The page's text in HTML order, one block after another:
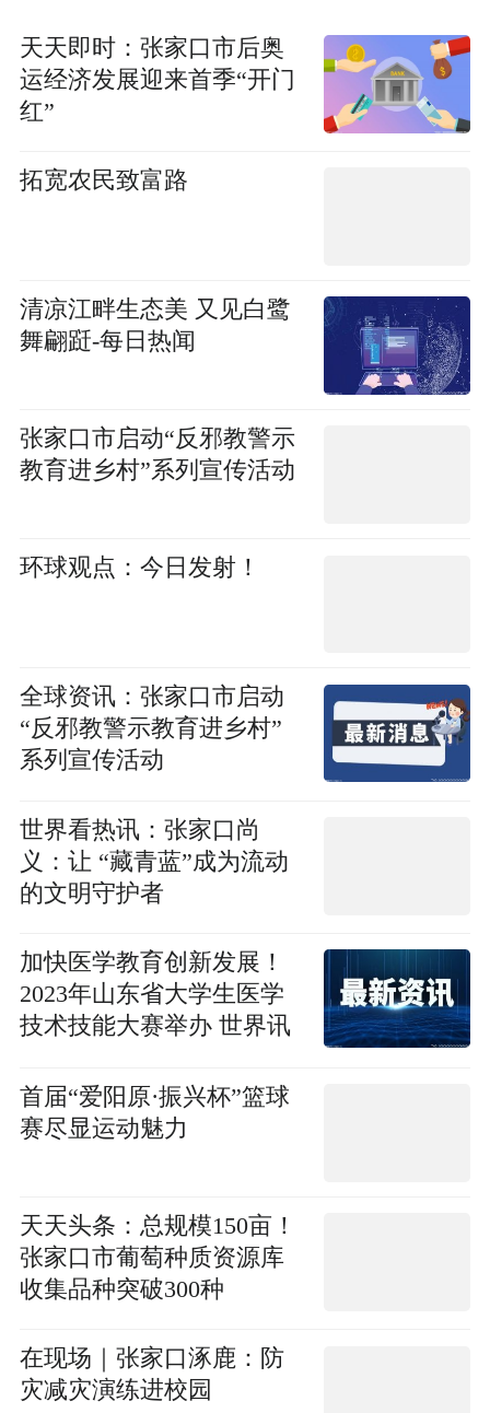
天天即时：张家口市后奥
运经济发展迎来首季“开门
红”
拓宽农民致富路
清凉江畔生态美 又见白鹭
舞翩跹-每日热闻
张家口市启动“反邪教警示
教育进乡村”系列宣传活动
环球观点：今日发射！
全球资讯：张家口市启动
“反邪教警示教育进乡村”
系列宣传活动
世界看热讯：张家口尚
义：让 “藏青蓝”成为流动
的文明守护者
加快医学教育创新发展！
2023年山东省大学生医学
技术技能大赛举办 世界讯
首届“爱阳原·振兴杯”篮球
赛尽显运动魅力
天天头条：总规模150亩！
张家口市葡萄种质资源库
收集品种突破300种
在现场｜张家口涿鹿：防
灾减灾演练进校园